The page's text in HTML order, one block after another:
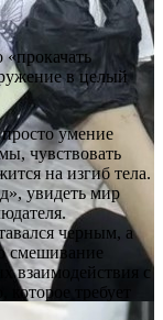
«прокачать
в целый
умение
чувствовать
на изгиб тела.
увидеть мир
черным, а
смешивание
взаимодействия с
требует